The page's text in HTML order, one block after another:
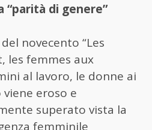
“parità di genere”
novecento “Les
les femmes aux
al lavoro, le donne ai
eroso e
superato vista la
femminile